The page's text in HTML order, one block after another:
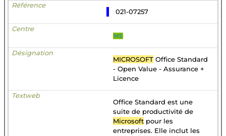
021-07257
MS
MICROSOFT Office Standard
- Open Value - Assurance +
Licence
Office Standard est une
suite de productivité de
Microsoft pour les
entreprises. Elle inclut les